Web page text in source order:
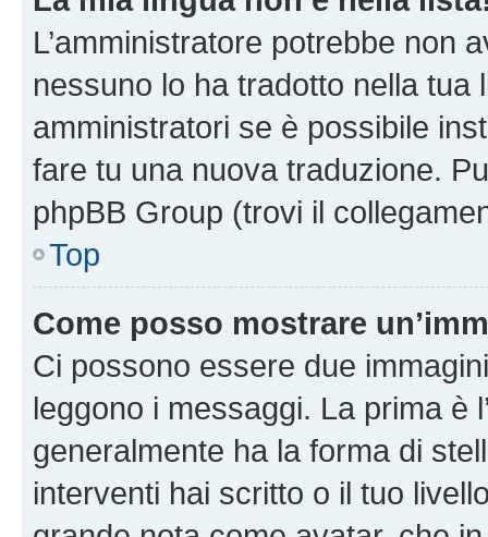
L’amministratore potrebbe non
nessuno lo ha tradotto nella tua
amministratori se è possibile
fare tu una nuova traduzione.
phpBB Group (trovi il
Top
Come posso mostrare
Ci possono essere due
leggono i messaggi. La prima è
generalmente ha la forma di
interventi hai scritto o il tuo